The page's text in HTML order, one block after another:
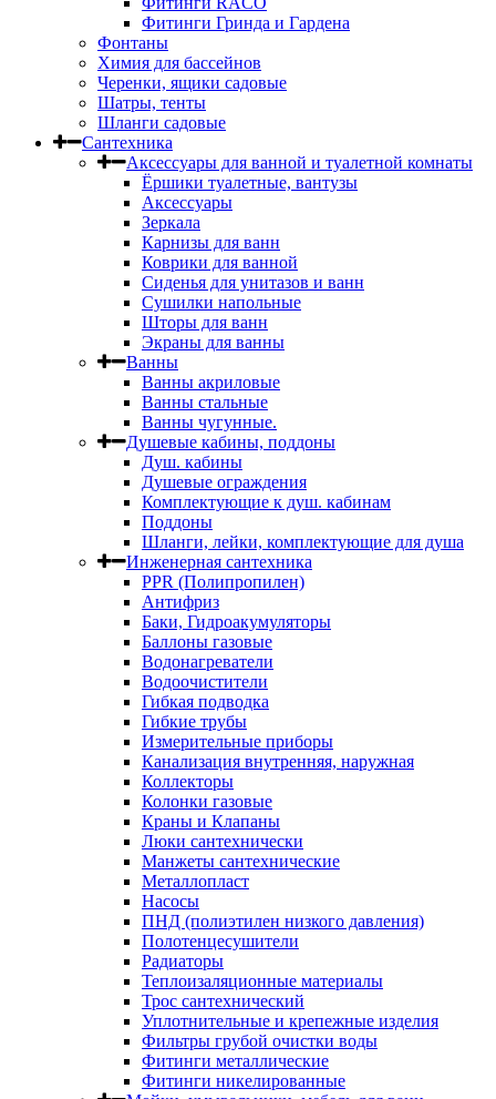
Фитинги Гринда и Гардена
Фонтаны
Химия для бассейнов
Черенки, ящики садовые
Шатры, тенты
Шланги садовые
Сантехника
Аксессуары для ванной и туалетной комнаты
Ёршики туалетные, вантузы
Аксессуары
Зеркала
Карнизы для ванн
Коврики для ванной
Сиденья для унитазов и ванн
Сушилки напольные
Шторы для ванн
Экраны для ванны
Ванны
Ванны акриловые
Ванны стальные
Ванны чугунные.
Душевые кабины, поддоны
Душ. кабины
Душевые ограждения
Комплектующие к душ. кабинам
Поддоны
Шланги, лейки, комплектующие для душа
Инженерная сантехника
PPR (Полипропилен)
Антифриз
Баки, Гидроакумуляторы
Баллоны газовые
Водонагреватели
Водоочистители
Гибкая подводка
Гибкие трубы
Измерительные приборы
Канализация внутренняя, наружная
Коллекторы
Колонки газовые
Краны и Клапаны
Люки сантехнически
Манжеты сантехнические
Металлопласт
Насосы
ПНД (полиэтилен низкого давления)
Полотенцесушители
Радиаторы
Теплоизаляционные материалы
Трос сантехнический
Уплотнительные и крепежные изделия
Фильтры грубой очистки воды
Фитинги металлические
Фитинги никелированные